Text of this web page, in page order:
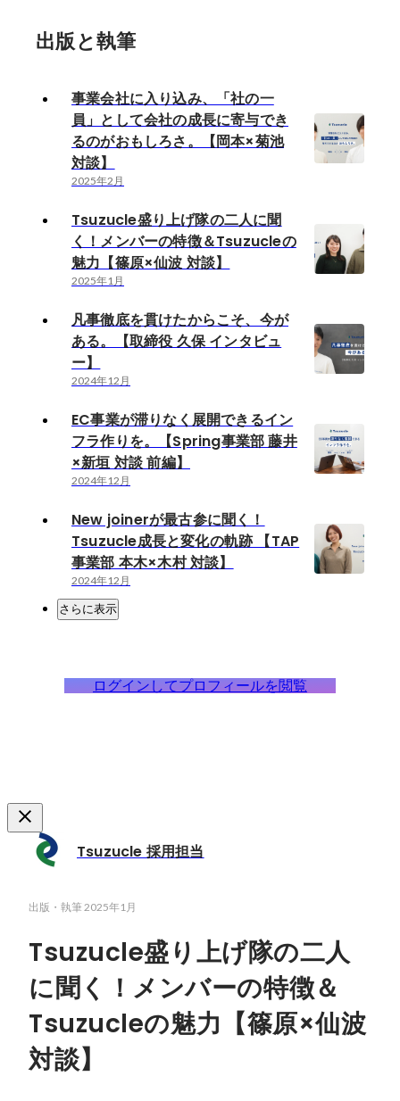
出版と執筆
事業会社に入り込み、「社の一
員」として会社の成長に寄与でき
るのがおもしろさ。【岡本×菊池
対談】
2025年2月
Tsuzucle盛り上げ隊の二人に聞
く！メンバーの特徴＆Tsuzucleの
魅力【篠原×仙波 対談】
2025年1月
凡事徹底を貫けたからこそ、今が
ある。【取締役 久保 インタビュ
ー】
2024年12月
EC事業が滞りなく展開できるイン
フラ作りを。【Spring事業部 藤井
×新垣 対談 前編】
2024年12月
New joinerが最古参に聞く！
Tsuzucle成長と変化の軌跡 【TAP
事業部 本木×木村 対談】
2024年12月
さらに表示
ログインしてプロフィールを閲覧
Tsuzucle 採用担当
出版・執筆2025年1月
Tsuzucle盛り上げ隊の二人
に聞く！メンバーの特徴＆
Tsuzucleの魅力【篠原×仙波
対談】